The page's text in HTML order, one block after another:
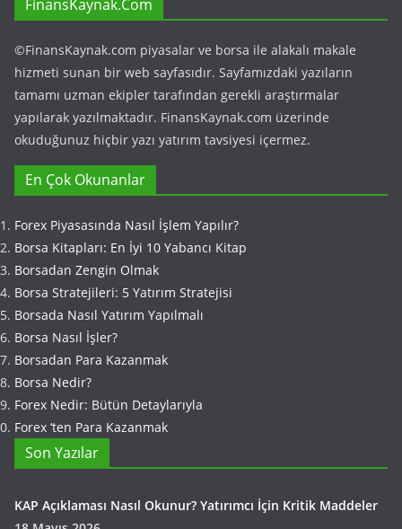
FinansKaynak.Com
©FinansKaynak.com piyasalar ve borsa ile alakalı makale
hizmeti sunan bir web sayfasıdır. Sayfamızdaki yazıların
tamamı uzman ekipler tarafından gerekli araştırmalar
yapılarak yazılmaktadır. FinansKaynak.com üzerinde
okuduğunuz hiçbir yazı yatırım tavsiyesi içermez.
En Çok Okunanlar
Forex Piyasasında Nasıl İşlem Yapılır?
Borsa Kitapları: En İyi 10 Yabancı Kitap
Borsadan Zengin Olmak
Borsa Stratejileri: 5 Yatırım Stratejisi
Borsada Nasıl Yatırım Yapılmalı
Borsa Nasıl İşler?
Borsadan Para Kazanmak
Borsa Nedir?
Forex Nedir: Bütün Detaylarıyla
Forex ‘ten Para Kazanmak
Son Yazılar
KAP Açıklaması Nasıl Okunur? Yatırımcı İçin Kritik Maddeler